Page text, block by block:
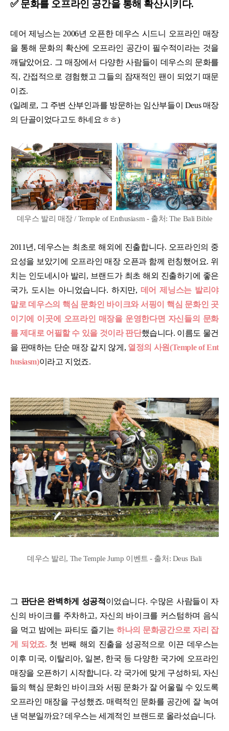
✅ 문화를 오프라인 공간을 통해 확산시키다.
데어 제닝스는 2006년 오픈한 데우스 시드니 오프라인 매장
을 통해 문화의 확산에 오프라인 공간이 필수적이라는 것을
깨달았어요. 그 매장에서 다양한 사람들이 데우스의 문화를
직, 간접적으로 경험했고 그들의 잠재적인 팬이 되었기 때문
이죠.
(일례로, 그 주변 산부인과를 방문하는 임산부들이 Deus 매장
의 단골이었다고도 하네요ㅎㅎ)
데우스 발리 매장 / Temple of Enthusiasm - 출처: The Bali Bible
2011년, 데우스는 최초로 해외에 진출합니다. 오프라인의 중
요성을 보았기에 오프라인 매장 오픈과 함께 런칭했어요. 위
치는 인도네시아 발리, 브랜드가 최초 해외 진출하기에 좋은
국가, 도시는 아니었습니다. 하지만, 데어 제닝스는 발리야
말로 데우스의 핵심 문화인 바이크와 서핑이 핵심 문화인 곳
이기에 이곳에 오프라인 매장을 운영한다면 자신들의 문화
를 제대로 어필할 수 있을 것이라 판단했습니다. 이름도 물건
을 판매하는 단순 매장 같지 않게, 열정의 사원(Temple of Ent
husiasm)이라고 지었죠.
데우스 발리, The Temple Jump 이벤트 - 출처: Deus Bali
그 판단은 완벽하게 성공적 이었습니다. 수많은 사람들이 자
신의 바이크를 주차하고, 자신의 바이크를 커스텀하며 음식
을 먹고 밤에는 파티도 즐기는 하나의 문화공간으로 자리 잡
게 되었죠. 첫 번째 해외 진출을 성공적으로 이끈 데우스는
이후 미국, 이탈리아, 일본, 한국 등 다양한 국가에 오프라인
매장을 오픈하기 시작합니다. 각 국가에 맞게 구성하되, 자신
들의 핵심 문화인 바이크와 서핑 문화가 잘 어울릴 수 있도록
오프라인 매장을 구성했죠. 매력적인 문화를 공간에 잘 녹여
낸 덕분일까요? 데우스는 세계적인 브랜드로 올라섰습니다.